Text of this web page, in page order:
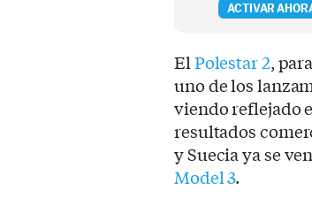
ACTIVAR
ElPolestar 2,
uno de los
viendo reflejado
resultados
y Suecia ya se
Model 3.